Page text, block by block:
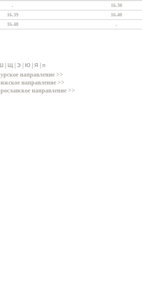
.
16.30
16.39
16.40
16.48 .
Щ Э Ю Я п
направление >>
направление >>
направление >>